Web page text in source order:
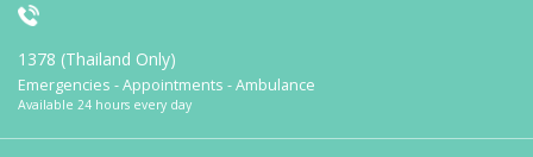
1378 (Thailand Only)
Emergencies - Appointments - Ambulance
Available 24 hours every day